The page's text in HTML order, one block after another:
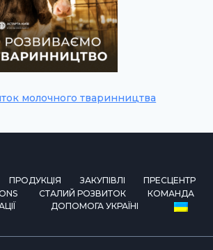
молочного тваринництва
ПРОДУКЦІЯ ЗАКУПІВЛІ
ПРЕСЦЕНТР
СТАЛИЙ РОЗВИТОК
КОМАНДА
ДОПОМОГА УКРАЇНІ